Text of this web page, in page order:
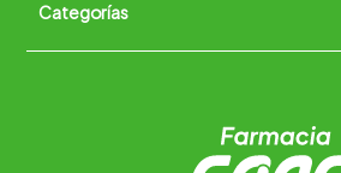
Quiénes somos
Trabaja con nosotros
Categorías